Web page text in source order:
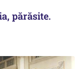
părăsite.